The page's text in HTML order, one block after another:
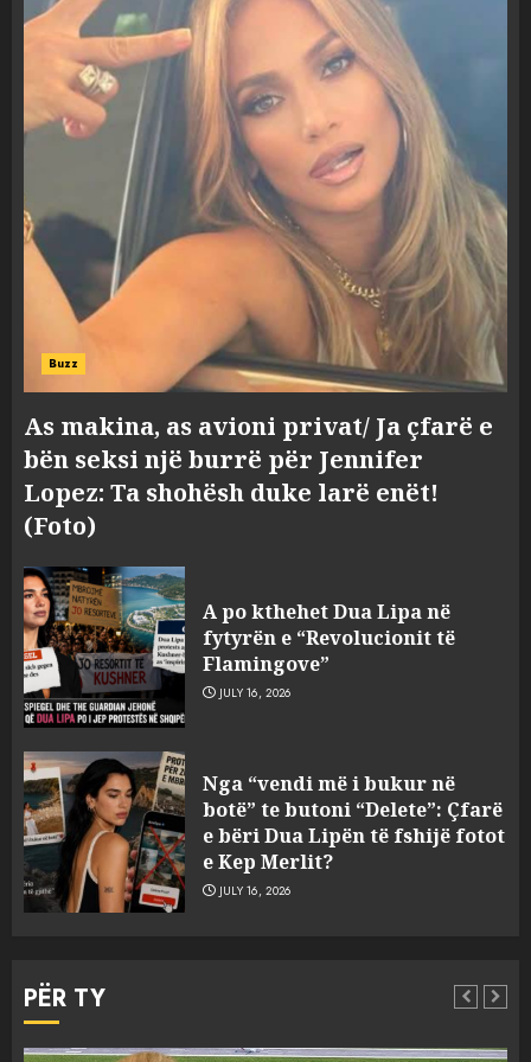
Buzz
As makina, as avioni privat/ Ja çfarë e
bën seksi një burrë për Jennifer
Lopez: Ta shohësh duke larë enët!
(Foto)
A po kthehet Dua Lipa në
fytyrën e “Revolucionit të
Flamingove”
JULY 16, 2026
Nga “vendi më i bukur në
botë” te butoni “Delete”: Çfarë
e bëri Dua Lipën të fshijë fotot
e Kep Merlit?
JULY 16, 2026
PËR TY
3
vula e Parlamentit: Mazniku
pranon se reforma
territoriale do të vendoset nga
shumica
AUGUST 5, 2026
Aeroportin e Vlorës: MABCO
AUGUST 5, 2026